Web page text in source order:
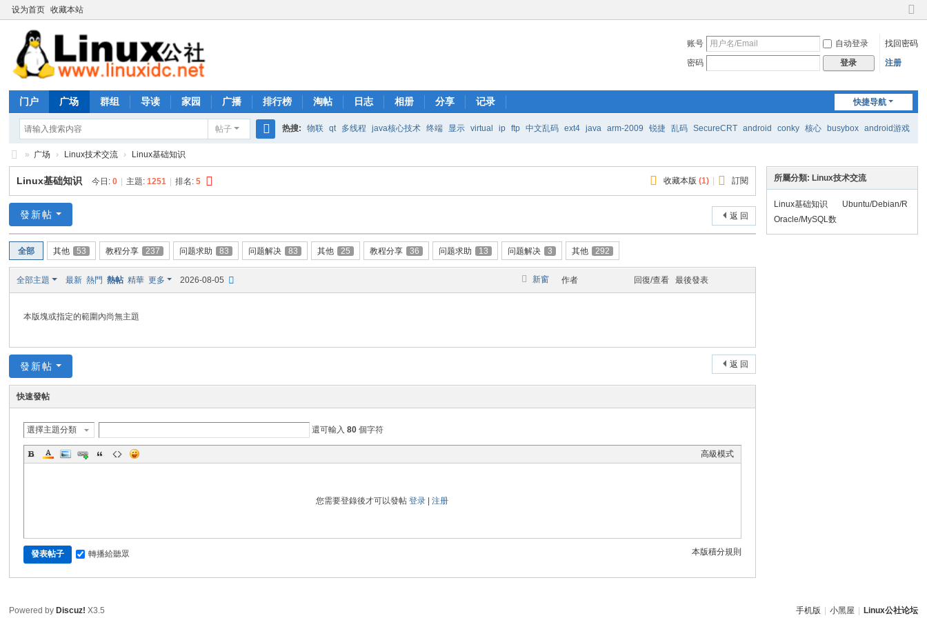
设为首页 收藏本站
切
到
账号 自动登录
找回密码
密码
登录 注册
快捷导航
门户 广场 群组 导读 家园 广播 排行榜 淘帖 日志 相册 分享 记录
帖子
索
热搜: 物联 qt 多线程 java核心技术 终端 显示 virtual ip ftp 中文乱码 ext4 java arm-2009 锐捷 乱码 SecureCRT android conky 核心 busybox android游戏
Li
nu
公
社
论
坛
» 广场 › Linux技术交流 › Linux基础知识
收藏本版 (1) 訂閱
Linux基础知识 今日:0 主題:1251 排名:5
返 回
發新帖
全部 其他 53 教程分享 237 问题求助 83 问题解决 83 其他 25 教程分享 36 问题求助 13 问题解决 3 其他 292
新窗
全部主題 最新 熱門 熱帖 精華 更多 2026-08-05 作者 回復/查看 最後發表
本版塊或指定的範圍內尚無主題
返 回
發新帖
快速發帖
選擇主題分類 還可輸入80 個字符
高級模式
您需要登錄後才可以發帖登录 |注册
本版積分規則
發表帖子 轉播給聽眾
所屬分類: Linux技术交流
Linux基础知识
Ubuntu/Debian/R
Oracle/MySQL数
据库
手机版 小黑屋 Linux公社论坛
Powered by Discuz! X3.5